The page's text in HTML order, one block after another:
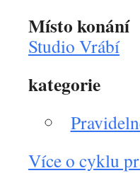
Místo konání
Studio Vrábí
kategorie
Více o cyklu